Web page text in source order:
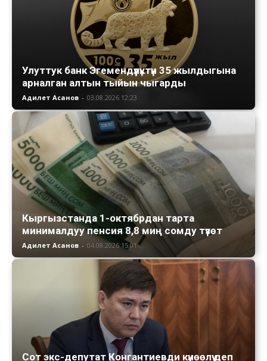
Улуттук банк Эгемендүүлүктүн 35 жылдыгына
арналган алтын тыйын чыгарды
Адилет Асанов - 03.08.2026 12:23
Кыргызстанда 1-октябрдан тарта
минималдуу пенсия 8,8 миң сомду түзөт
Адилет Асанов - 04.08.2026 15:01
Сот экс-депутат Конгантиевди күнөөлүү деп